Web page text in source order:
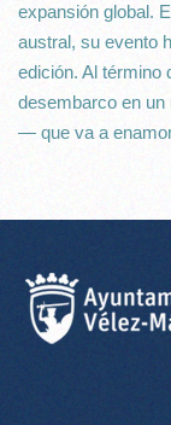
expansión global.
austral, su evento
edición. Al término
desembarco en
— que va a